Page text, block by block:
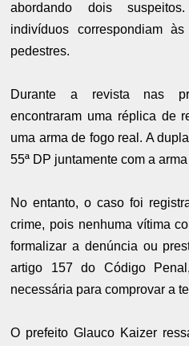
abordando dois
indivíduos correspondiam
pedestres.
Durante a revista nas
encontraram uma réplica de
uma arma de fogo real. A
55ª DP juntamente com a
No entanto, o caso foi
crime, pois nenhuma vítima
formalizar a denúncia ou
artigo 157 do Código
necessária para comprovar a
O prefeito Glauco Kaizer